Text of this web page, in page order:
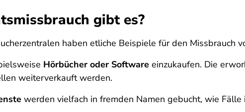
gibt es?
haben etliche Beispiele für den Missbrauch
Hörbücher oder Software einzukaufen. Die
weiterverkauft werden.
werden vielfach in fremden Namen gebucht, wie Fälle